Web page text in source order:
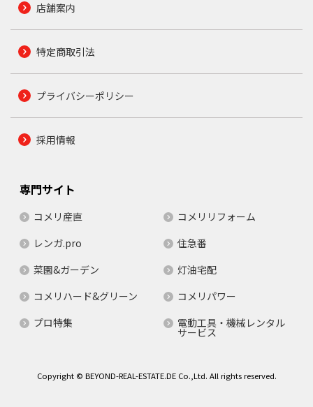
店舗案内
特定商取引法
プライバシーポリシー
採用情報
専門サイト
コメリ産直
コメリリフォーム
レンガ.pro
住急番
菜園&ガーデン
灯油宅配
コメリハード&グリーン
コメリパワー
プロ特集
電動工具・機械レンタル
サービス
Copyright © BEYOND-REAL-ESTATE.DE Co.,Ltd. All rights reserved.